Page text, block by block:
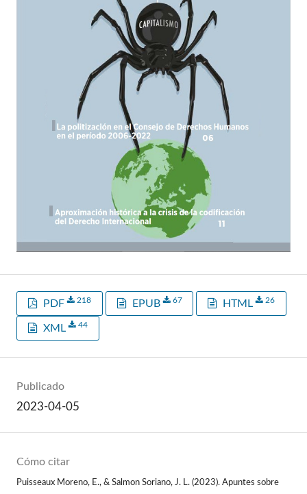
PDF 218 EPUB 67 HTML 26
XML 44
Publicado
2023-04-05
Cómo citar
Puisseaux Moreno, E., & Salmon Soriano, J. L. (2023). Apuntes sobre